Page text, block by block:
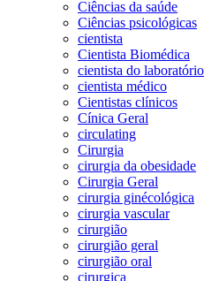
Ciências da saúde
Ciências psicológicas
cientista
Cientista Biomédica
cientista do laboratório
cientista médico
Cientistas clínicos
Cínica Geral
circulating
Cirurgia
cirurgia da obesidade
Cirurgia Geral
cirurgia ginécológica
cirurgia vascular
cirurgião
cirurgião geral
cirurgião oral
cirurgica